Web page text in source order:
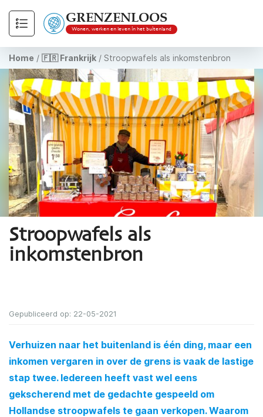
GRENZENLOOS
Wonen, werken en leven in het buitenland
Home / 🇫🇷 Frankrijk / Stroopwafels als inkomstenbron
Stroopwafels als
inkomstenbron
Gepubliceerd op: 22-05-2021
Verhuizen naar het buitenland is één ding, maar een
inkomen vergaren in over de grens is vaak de lastige
stap twee. Iedereen heeft vast wel eens
gekscherend met de gedachte gespeeld om
Hollandse stroopwafels te gaan verkopen. Waarom